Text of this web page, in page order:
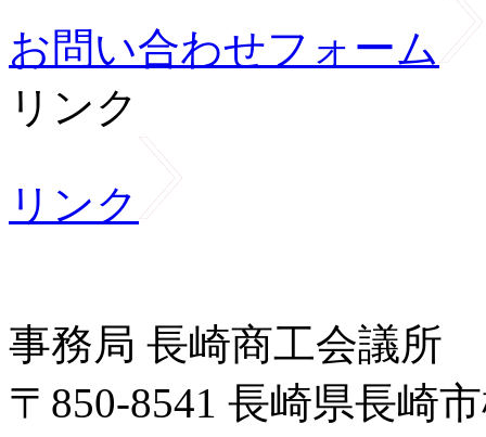
お問い合わせフォーム
リンク
リンク
事務局 長崎商工会議所
〒850-8541 長崎県長崎